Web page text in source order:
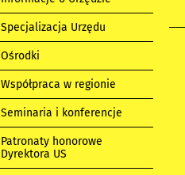
Specjalizacja Urzędu
Ośrodki
Współpraca w regionie
Seminaria i konferencje
Patronaty honorowe
Dyrektora US